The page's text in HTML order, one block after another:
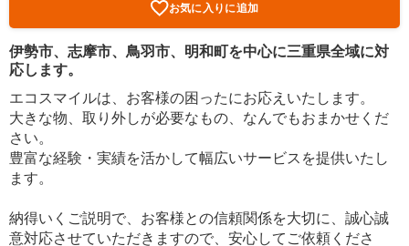
お気に入りに追加
伊勢市、志摩市、鳥羽市、明和町を中心に三重県全域に対
応します。
エコスマイルは、お客様の困ったにお応えいたします。
大きな物、取り外しが必要なもの、なんでもおまかせくだ
さい。
豊富な経験・実績を活かして幅広いサービスを提供いたし
ます。
納得いくご説明で、お客様との信頼関係を大切に、誠心誠
意対応させていただきますので、安心してご依頼くださ